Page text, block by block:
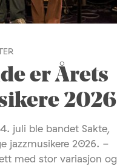
er Årets
2026
juli ble bandet Sakte,
jazzmusikere 2026. -
med stor variasjon og